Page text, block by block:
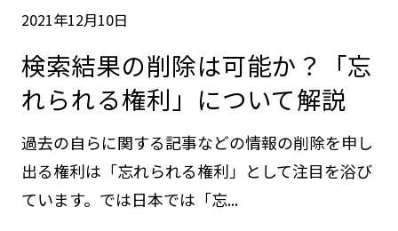
2021年12月10日
検索結果の削除は可能か？「忘
れられる権利」について解説
過去の自らに関する記事などの情報の削除を申し
出る権利は「忘れられる権利」として注目を浴び
ています。では日本では「忘...